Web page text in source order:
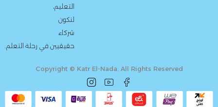
التعليم،
لنكون
شركاء
حقيقيين في رحلة التعلم.
Copyright © Katr El-Nada. All Rights Reserved